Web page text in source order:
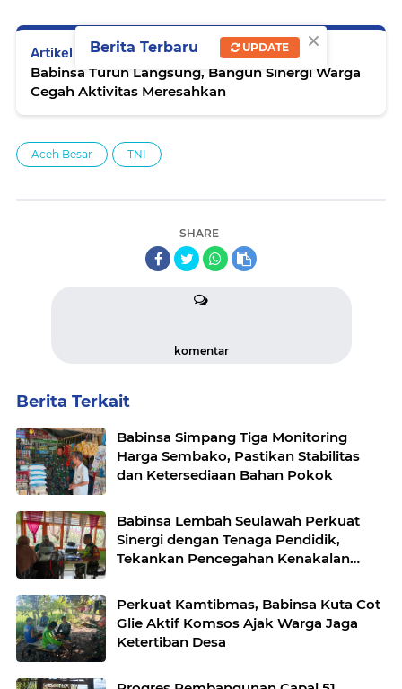
Artikel Selanjutnya
Babinsa Turun Langsung, Bangun Sinergi Warga
Cegah Aktivitas Meresahkan
Aceh Besar TNI
SHARE
komentar
Berita Terkait
Babinsa Simpang Tiga Monitoring
Harga Sembako, Pastikan Stabilitas
dan Ketersediaan Bahan Pokok
Babinsa Lembah Seulawah Perkuat
Sinergi dengan Tenaga Pendidik,
Tekankan Pencegahan Kenakalan
Perkuat Kamtibmas, Babinsa Kuta Cot
Glie Aktif Komsos Ajak Warga Jaga
Ketertiban Desa
×
Berita Terbaru UPDATE